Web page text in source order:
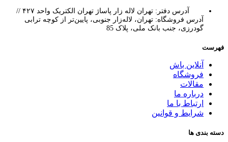
آدرس دفتر: تهران لاله زار پاساژ تهران الکتریک واحد ۴۲۷ //
آدرس فروشگاه: تهران، لاله‌زار جنوبی، پایین‌تر از کوچه ترابی
گودرزی، جنب بانک ملی، پلاک 85
فهرست
آنلاین باش
فروشگاه
مقالات
درباره ما
ارتباط با ما
شرایط و قوانین
دسته بندی ها